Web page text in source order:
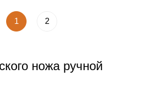
1 2
ножа ручной